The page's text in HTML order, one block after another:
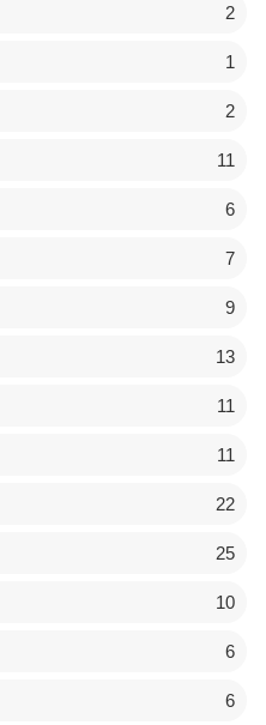
2
1
2
11
6
7
9
13
11
11
22
25
10
6
6